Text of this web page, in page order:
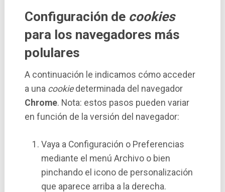
Configuración de cookies
para los navegadores más
polulares
A continuación le indicamos cómo acceder
a una cookiedeterminada del navegador
Chrome. Nota: estos pasos pueden variar
en función de la versión del navegador:
Vaya a Configuración o Preferencias
mediante el menú Archivo o bien
pinchando el icono de personalización
que aparece arriba a la derecha.